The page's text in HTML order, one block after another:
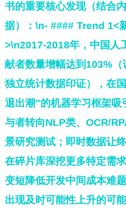
书的重要核心发现（结合
据）：\n- #### Trend 1<
>\n2017-2018年，中国人
献者数量增幅达到103%
独立统计数据印证），在
退出潮”的机器学习框架吸
与者转向NLP类、OCR/
景研究测试；即时数据让
在碎片库深挖更多特定需
变短降低开发中间成本难
出现及时可能性上升的可